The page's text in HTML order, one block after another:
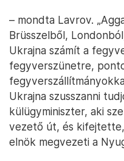
– mondta Lavrov.
Brüsszelből,
Ukrajna számít a
fegyverszünetre,
Ukrajna szusszanni
külügyminiszter, aki
vezető út, és
elnök megvezeti a